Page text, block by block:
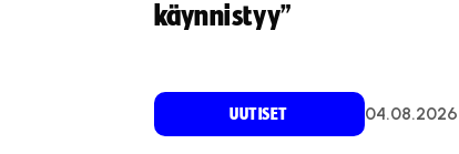
käynnistyy”
UUTISET 04.08.2026